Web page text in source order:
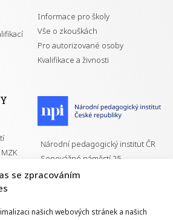
se zpracováním
našich webových stránek a našich
Informace pro školy
Vše o zkouškách
Pro autorizované osoby
Kvalifikace a živnosti
Národní pedagogický institut ČR
Senovážné náměstí 25
110 00 Praha 1